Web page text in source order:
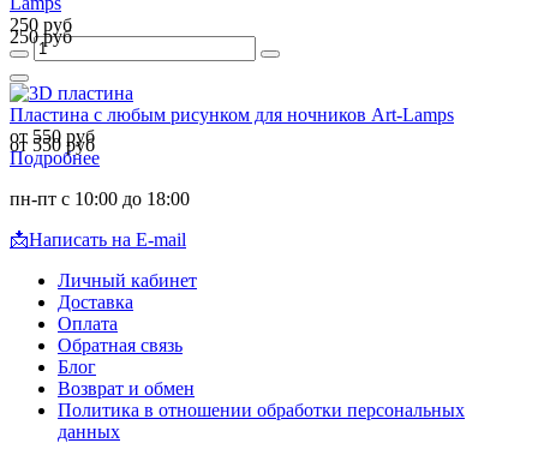
250 руб
250 руб
Пластина с любым рисунком для ночников Art-Lamps
от 550 руб
от 550 руб
Подробнее
пн-пт с 10:00 до 18:00
📩Написать на E-mail
Личный кабинет
Доставка
Оплата
Обратная связь
Блог
Возврат и обмен
Политика в отношении обработки персональных
данных